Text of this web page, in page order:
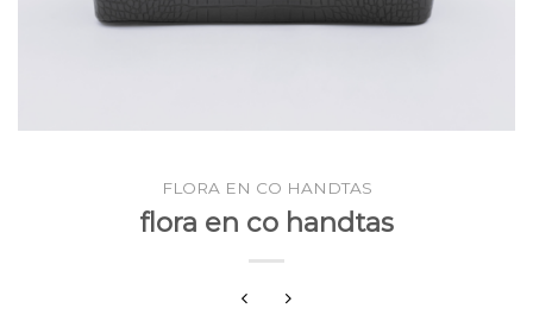
FLORA EN CO HANDTAS
flora en co handtas